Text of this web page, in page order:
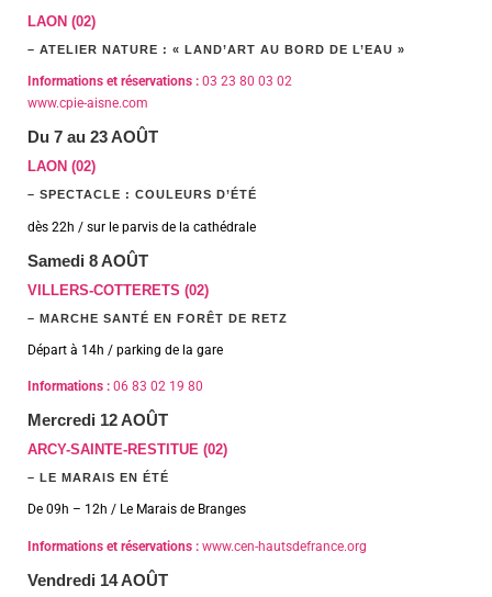
LAON (02)
– ATELIER NATURE : « LAND’ART AU BORD DE L’EAU »
Informations et réservations : 03 23 80 03 02
www.cpie-aisne.com
Du 7 au 23 AOÛT
LAON (02)
– SPECTACLE : COULEURS D’ÉTÉ
dès 22h / sur le parvis de la cathédrale
Samedi 8 AOÛT
VILLERS-COTTERETS (02)
– MARCHE SANTÉ EN FORÊT DE RETZ
Départ à 14h / parking de la gare
Informations : 06 83 02 19 80
Mercredi 12 AOÛT
ARCY-SAINTE-RESTITUE (02)
– LE MARAIS EN ÉTÉ
De 09h – 12h / Le Marais de Branges
Informations et réservations : www.cen-hautsdefrance.org
Vendredi 14 AOÛT